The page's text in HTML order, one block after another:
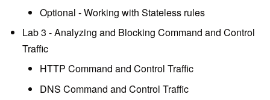
Optional - Working with Stateless rules
Lab 3 - Analyzing and Blocking Command and Control
Traffic
HTTP Command and Control Traffic
DNS Command and Control Traffic